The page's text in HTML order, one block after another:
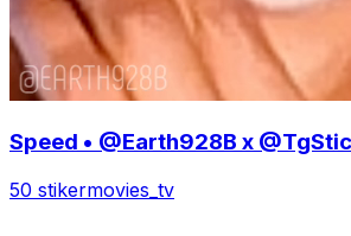
Speed • @Earth928B x
50 stikermovies_tv